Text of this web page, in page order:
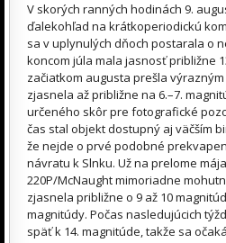
V skorých ranných hodinách 9.
ďalekohľad na krátkoperiodickú
sa v uplynulých dňoch postarala o
koncom júla mala jasnosť približne
začiatkom augusta prešla
zjasnela až približne na 6.–7.
určeného skôr pre fotografické
čas stal objekt dostupný aj väčším
že nejde o prvé podobné
návratu k Slnku. Už na prelome
220P/McNaught mimoriadne
zjasnela približne o 9 až 10
magnitúdy. Počas nasledujúcich
späť k 14. magnitúde, takže sa